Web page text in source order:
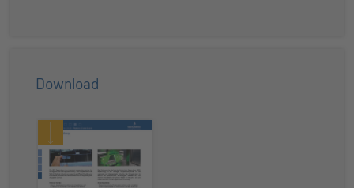
Download